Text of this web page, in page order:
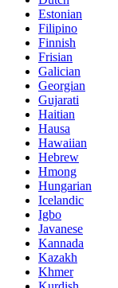
Estonian
Filipino
Finnish
Frisian
Galician
Georgian
Gujarati
Haitian
Hausa
Hawaiian
Hebrew
Hmong
Hungarian
Icelandic
Igbo
Javanese
Kannada
Kazakh
Khmer